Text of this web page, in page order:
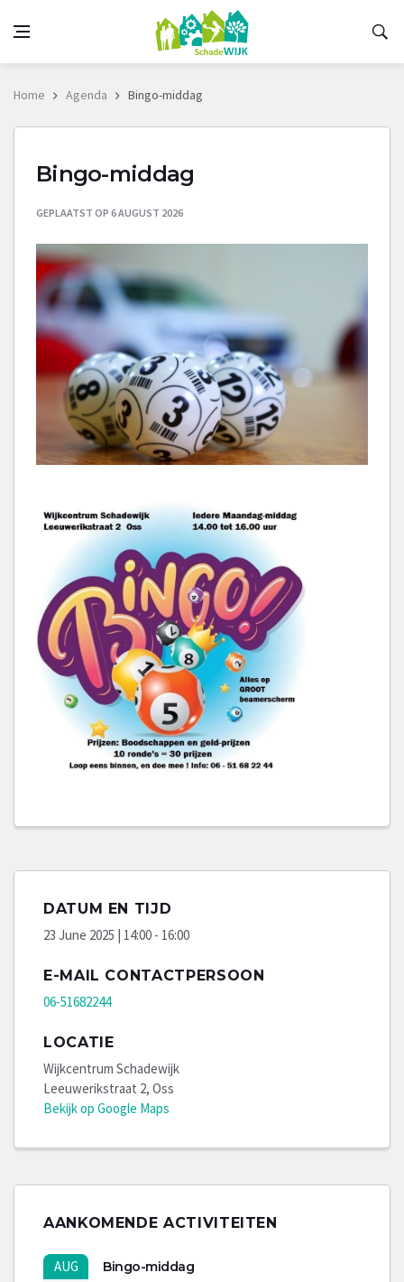
Home Agenda Bingo-middag
Bingo-middag
GEPLAATST OP 6 AUGUST 2026
DATUM EN TIJD
23 June 2025 | 14:00 - 16:00
E-MAIL CONTACTPERSOON
06-51682244
LOCATIE
Wijkcentrum Schadewijk
Leeuwerikstraat 2, Oss
Bekijk op Google Maps
AANKOMENDE ACTIVITEITEN
AUG Bingo-middag